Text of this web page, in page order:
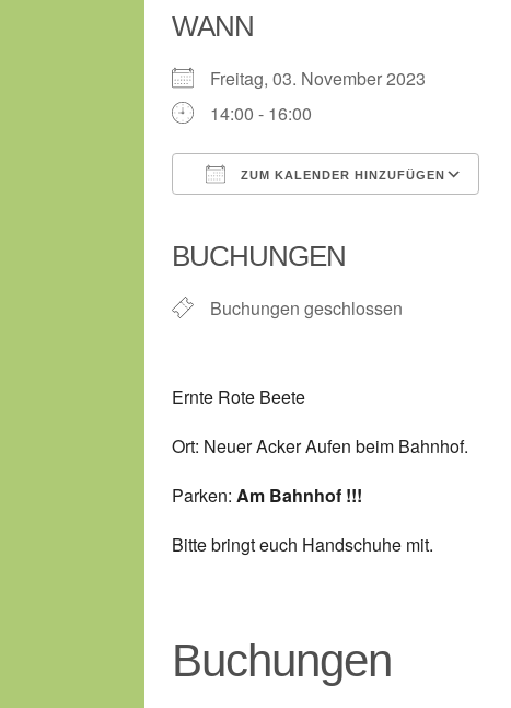
WANN
Freitag, 03. November 2023
14:00 - 16:00
ZUM KALENDER HINZUFÜGEN
BUCHUNGEN
Buchungen geschlossen
Ernte Rote Beete
Ort: Neuer Acker Aufen beim Bahnhof.
Parken: Am Bahnhof !!!
Bitte bringt euch Handschuhe mit.
Buchungen